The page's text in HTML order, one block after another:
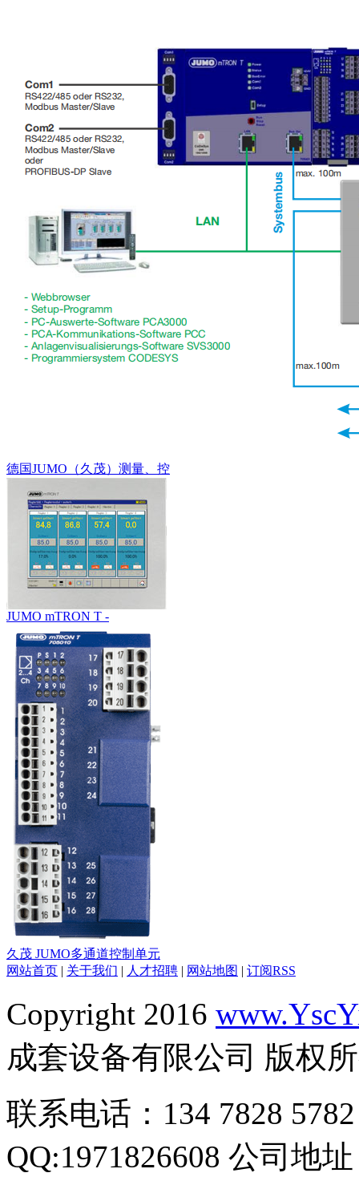
德国JUMO（久茂）测量、控
JUMO mTRON T -
久茂 JUMO多通道控制单元
网站首页 | 关于我们 | 人才招聘 | 网站地图 | 订阅RSS
Copyright 2016
成套设备有限公司 版权
联系电话：134 7828
QQ:1971826608 公司地